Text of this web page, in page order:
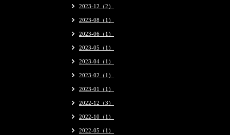
2023-12（2）
2023-08（1）
2023-06（1）
2023-05（1）
2023-04（1）
2023-02（1）
2023-01（1）
2022-12（3）
2022-10（1）
2022-05（1）